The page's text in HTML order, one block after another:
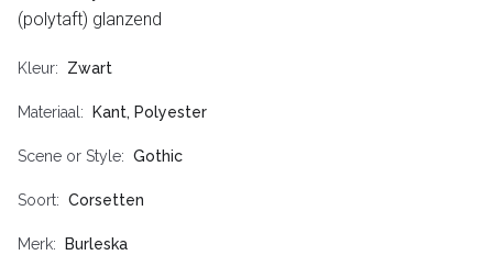
(polytaft) glanzend
Kleur Zwart
Materiaal Kant, Polyester
Scene or Style Gothic
Soort Corsetten
Merk Burleska